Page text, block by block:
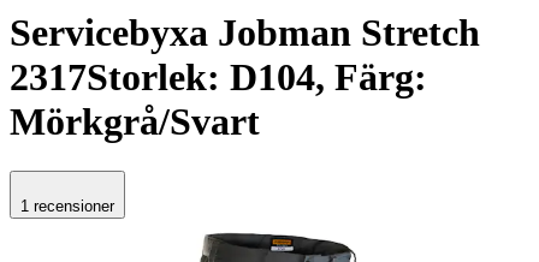
Servicebyxa Jobman Stretch
2317Storlek: D104, Färg:
Mörkgrå/Svart
1 recensioner